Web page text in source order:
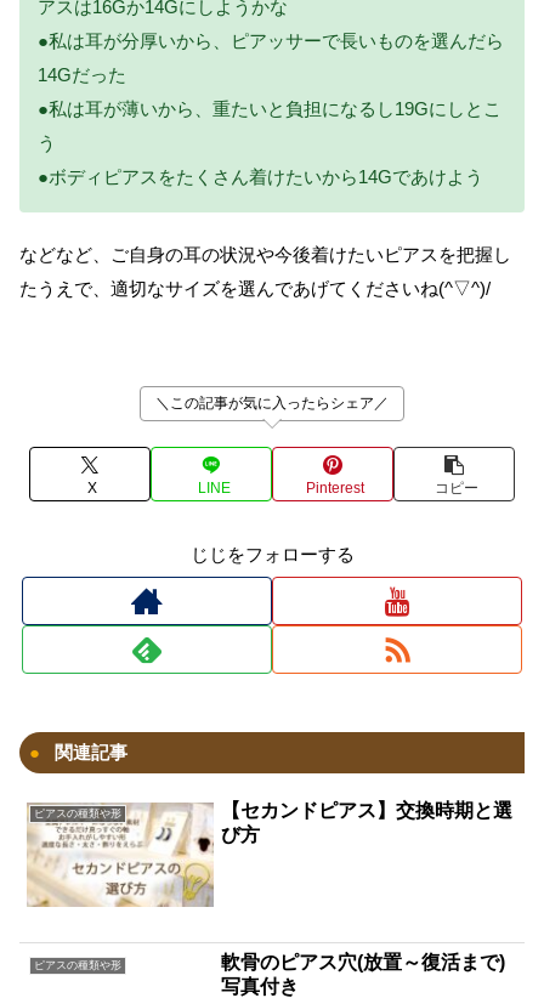
アスは16Gか14Gにしようかな
●私は耳が分厚いから、ピアッサーで長いものを選んだら
14Gだった
●私は耳が薄いから、重たいと負担になるし19Gにしとこ
う
●ボディピアスをたくさん着けたいから14Gであけよう
などなど、ご自身の耳の状況や今後着けたいピアスを把握し
たうえで、適切なサイズを選んであげてくださいね(^▽^)/
＼この記事が気に入ったらシェア／
X LINE Pinterest コピー
じじをフォローする
関連記事
ピアスの種類や形
【セカンドピアス】交換時期と選
び方
ピアスの種類や形
軟骨のピアス穴(放置～復活まで)
写真付き